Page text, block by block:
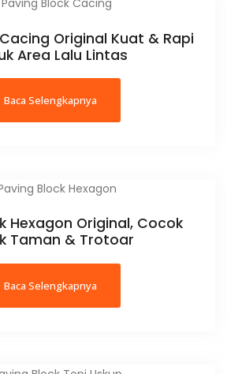
Original Kuat & Rapi
Area Lalu Lintas
Baca Selengkapnya
Hexagon Original, Cocok
Taman & Trotoar
Baca Selengkapnya